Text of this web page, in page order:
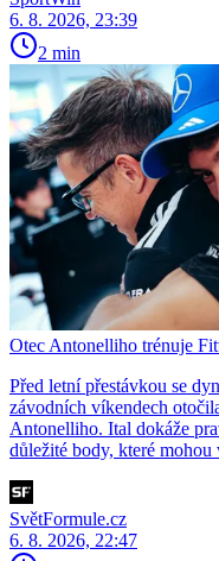
6. 8. 2026, 23:39
2 min
Otec Antonelliho trénuje
Před letní přestávkou se
závodních víkendech
Antonelliho. Ital dokáže
důležité body, které
SvětFormule.cz
6. 8. 2026, 22:47